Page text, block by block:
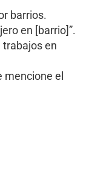
barrios.
en [barrio]”.
en
mencione el